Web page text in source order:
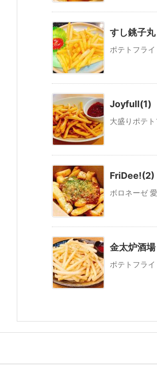
すし銚子丸
ポテトフラ
Joyfull(1)
大盛りポテ
FriDee!(2)
ボロネーゼ
金太炉酒場
ポテトフラ